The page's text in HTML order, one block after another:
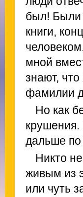
был! Были
книги,
мной
знают,
фамилии
Но как
дальше по
Никто
живым из
или чуть